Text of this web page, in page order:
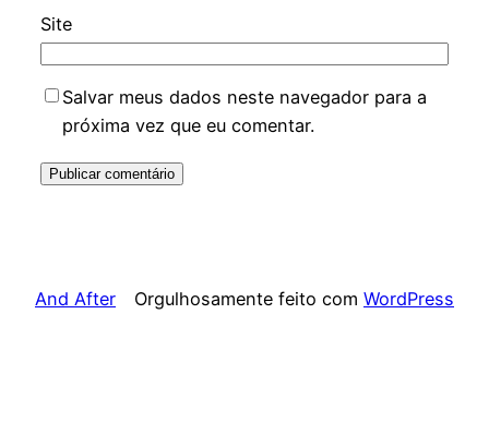
Site
Salvar meus dados neste navegador para a
próxima vez que eu comentar.
And After Orgulhosamente feito com WordPress